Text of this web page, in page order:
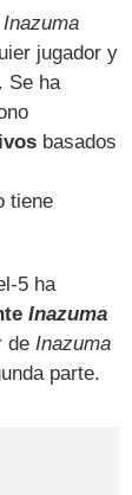
Inazuma
jugador y
. Se ha
basados
tiene
5 ha
Inazuma
de Inazuma
parte.